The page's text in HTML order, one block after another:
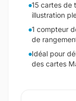
15 cartes de
illustration
1 compteur
de
Idéal pour
des cartes